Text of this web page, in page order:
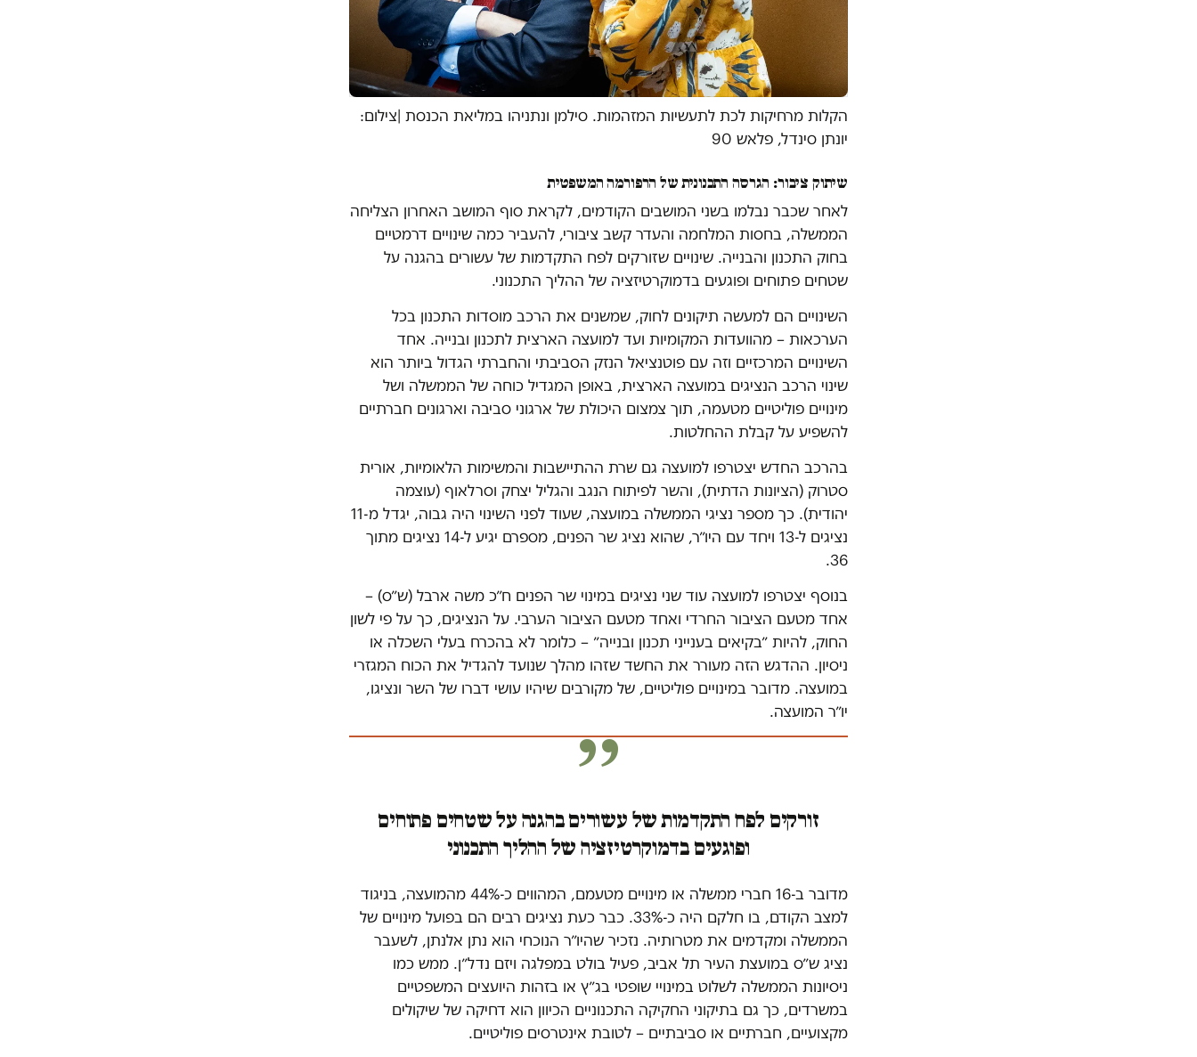
הקלות מרחיקות לכת לתעשיות המזהמות. סילמן ונתניהו במליאת הכנסת |צילום:
יונתן סינדל, פלאש 90
שיתוק ציבור: הגרסה התכנונית של הרפורמה המשפטית
לאחר שכבר נבלמו בשני המושבים הקודמים, לקראת סוף המושב האחרון הצליחה
הממשלה, בחסות המלחמה והעדר קשב ציבורי, להעביר כמה שינויים דרמטיים
בחוק התכנון והבנייה. שינויים שזורקים לפח התקדמות של עשורים בהגנה על
שטחים פתוחים ופוגעים בדמוקרטיזציה של ההליך התכנוני.
השינויים הם למעשה תיקונים לחוק, שמשנים את הרכב מוסדות התכנון בכל
הערכאות – מהוועדות המקומיות ועד למועצה הארצית לתכנון ובנייה. אחד
השינויים המרכזיים וזה עם פוטנציאל הנזק הסביבתי והחברתי הגדול ביותר הוא
שינוי הרכב הנציגים במועצה הארצית, באופן המגדיל כוחה של הממשלה ושל
מינויים פוליטיים מטעמה, תוך צמצום היכולת של ארגוני סביבה וארגונים חברתיים
להשפיע על קבלת ההחלטות.
בהרכב החדש יצטרפו למועצה גם שרת ההתיישבות והמשימות הלאומיות, אורית
סטרוק (הציונות הדתית), והשר לפיתוח הנגב והגליל יצחק וסרלאוף (עוצמה
יהודית). כך מספר נציגי הממשלה במועצה, שעוד לפני השינוי היה גבוה, יגדל מ-11
נציגים ל-13 ויחד עם היו״ר, שהוא נציג שר הפנים, מספרם יגיע ל-14 נציגים מתוך
36.
בנוסף יצטרפו למועצה עוד שני נציגים במינוי שר הפנים ח״כ משה ארבל (ש״ס) –
אחד מטעם הציבור החרדי ואחד מטעם הציבור הערבי. על הנציגים, כך על פי לשון
החוק, להיות ״בקיאים בענייני תכנון ובנייה״ – כלומר לא בהכרח בעלי השכלה או
ניסיון. ההדגש הזה מעורר את החשד שזהו מהלך שנועד להגדיל את הכוח המגזרי
במועצה. מדובר במינויים פוליטיים, של מקורבים שיהיו עושי דברו של השר ונציגו,
יו״ר המועצה.
זורקים לפח התקדמות של עשורים בהגנה על שטחים פתוחים
ופוגעים בדמוקרטיזציה של ההליך התכנוני
מדובר ב-16 חברי ממשלה או מינויים מטעמם, המהווים כ-44% מהמועצה, בניגוד
למצב הקודם, בו חלקם היה כ-33%. כבר כעת נציגים רבים הם בפועל מינויים של
הממשלה ומקדמים את מטרותיה. נזכיר שהיו״ר הנוכחי הוא נתן אלנתן, לשעבר
נציג ש״ס במועצת העיר תל אביב, פעיל בולט במפלגה ויזם נדל״ן. ממש כמו
ניסיונות הממשלה לשלוט במינויי שופטי בג״ץ או בזהות היועצים המשפטיים
במשרדים, כך גם בתיקוני החקיקה התכנוניים הכיוון הוא דחיקה של שיקולים
מקצועיים, חברתיים או סביבתיים – לטובת אינטרסים פוליטיים.